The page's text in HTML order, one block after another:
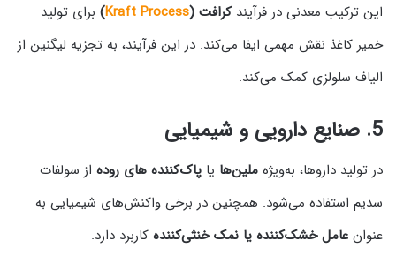
این ترکیب معدنی در فرآیندکرافت (Kraft Process
) برای تولید
خمیر کاغذ نقش مهمی ایفا می‌کند. در این فرآیند، به تجزیه لیگنین از
الیاف سلولزی کمک می‌کند.
5. صنایع دارویی و شیمیایی
در تولید داروها، به‌ویژه ملین‌ها یا پاک‌کننده‌ های روده از سولفات
سدیم استفاده می‌شود. همچنین در برخی واکنش‌های شیمیایی به
عنوان عامل خشک‌کننده یا نمک خنثی‌کننده کاربرد دارد.